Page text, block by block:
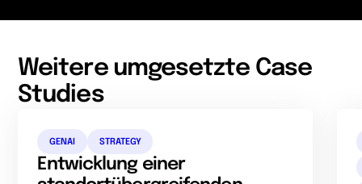
Weitere umgesetzte Case
Studies
GENAI STRATEGY
Entwicklung einer